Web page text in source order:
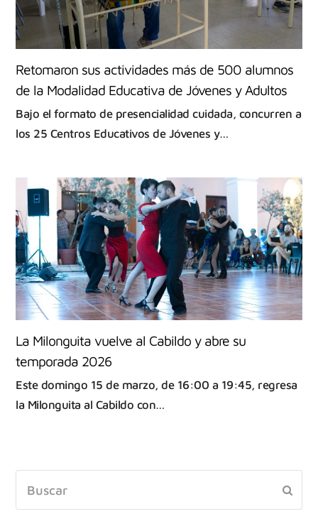
Retomaron sus actividades más de 500 alumnos
de la Modalidad Educativa de Jóvenes y Adultos
Bajo el formato de presencialidad cuidada, concurren a
los 25 Centros Educativos de Jóvenes y…
La Milonguita vuelve al Cabildo y abre su
temporada 2026
Este domingo 15 de marzo, de 16:00 a 19:45, regresa
la Milonguita al Cabildo con…